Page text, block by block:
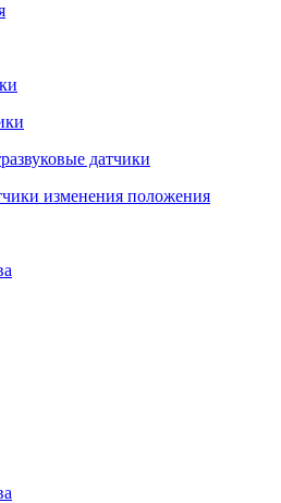
датчики
изменения положения